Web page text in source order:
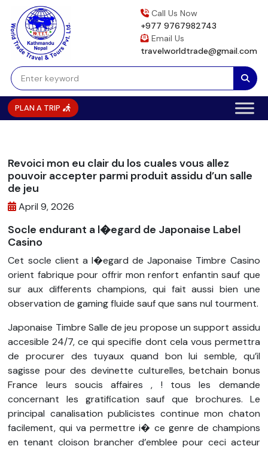
content
Call Us Now
+977 9767982743
Email Us
travelworldtrade@gmail.com
PLAN A TRIP
Revoici mon eu clair du los cuales vous allez
pouvoir accepter parmi produit assidu d’un salle
de jeu
April 9, 2026
Socle endurant a l�egard de Japonaise Label
Casino
Cet socle client a l�egard de Japonaise Timbre Casino
orient fabrique pour offrir mon renfort enfantin sauf que
sur aux differents champions, qui fait aussi bien une
observation de gaming fluide sauf que sans nul tourment.
Japonaise Timbre Salle de jeu propose un support assidu
accesible 24/7, ce qui specifie dont cela vous permettra
de procurer des tuyaux quand bon lui semble, qu’il
sagisse pour des devinette culturelles,betchain bonus
France leurs soucis affaires , ! tous les demande
concernant les gratification sauf que brochures. Le
principal canalisation publicistes continue mon chaton
facilement, qui va permettre i� ce genre de champions
en tenant cloison brancher d’emblee pour ceci acteur